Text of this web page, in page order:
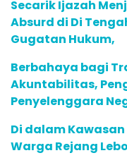
Secarik Ijazah
Absurd di Di
Gugatan Hukum,
Berbahaya bagi
Akuntabilitas,
Penyelenggara
Di dalam
Warga Rejang